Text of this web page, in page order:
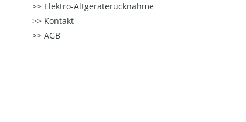
Elektro-Altgeräterücknahme
Kontakt
AGB